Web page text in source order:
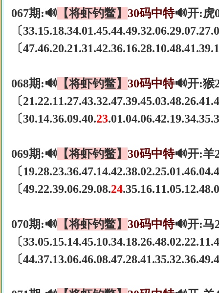
067期:🔊 【将虾钓鳖】 30码中特🔊开:虎
〔
〔
068期:🔊 【将虾钓鳖】 30码中特🔊开:猴
〔
〔30.14.36.09.40.23
069期:🔊 【将虾钓鳖】 30码中特🔊开:羊
〔
〔49.22.39.06.29.08.24
070期:🔊 【将虾钓鳖】 30码中特🔊开:马
〔
〔